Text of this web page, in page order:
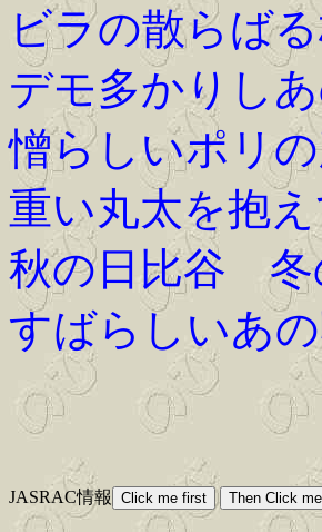
ビラの散らば
デモ多かりし
憎らしいポリ
重い丸太を抱
秋の日比谷 冬
すばらしいあ
JASRAC情報